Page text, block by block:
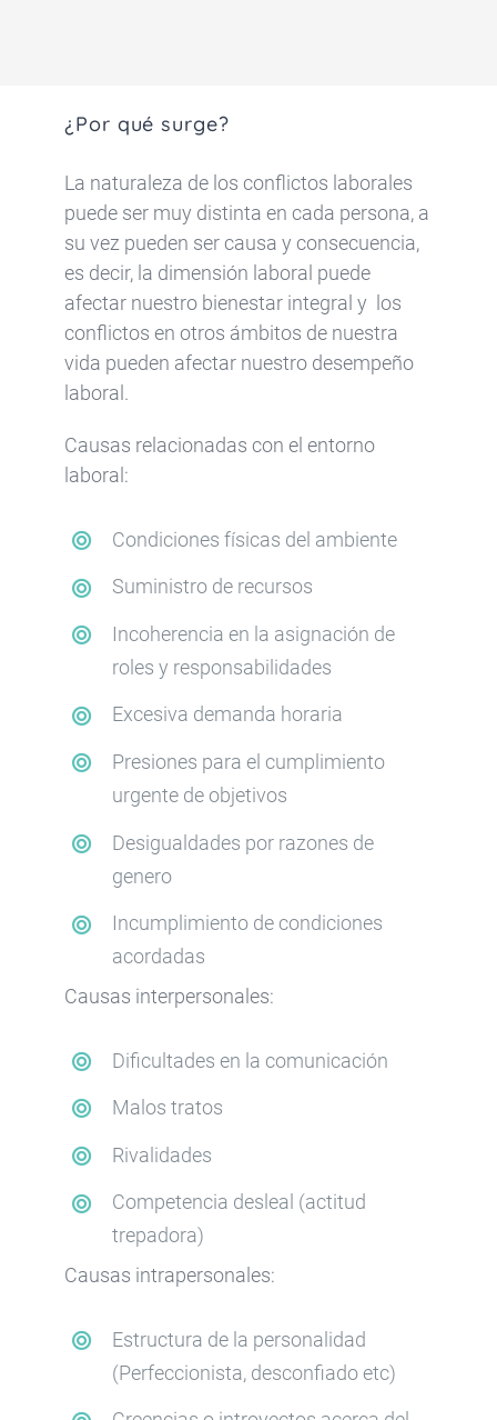
¿Por qué surge?
La naturaleza de los conflictos laborales
puede ser muy distinta en cada persona, a
su vez pueden ser causa y consecuencia,
es decir, la dimensión laboral puede
afectar nuestro bienestar integral y los
conflictos en otros ámbitos de nuestra
vida pueden afectar nuestro desempeño
laboral.
Causas relacionadas con el entorno
laboral:
Condiciones físicas del ambiente
Suministro de recursos
Incoherencia en la asignación de
roles y responsabilidades
Excesiva demanda horaria
Presiones para el cumplimiento
urgente de objetivos
Desigualdades por razones de
genero
Incumplimiento de condiciones
acordadas
Causas interpersonales:
Dificultades en la comunicación
Malos tratos
Rivalidades
Competencia desleal (actitud
trepadora)
Causas intrapersonales:
Estructura de la personalidad
(Perfeccionista, desconfiado etc)